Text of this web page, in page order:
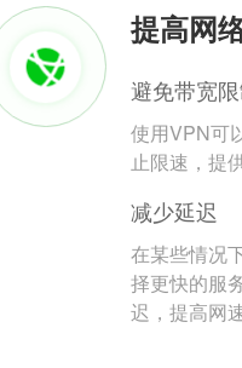
提高网
避免带宽
使用VPN可
止限速，提
减少延迟
在某些情况
择更快的服
迟，提高网速